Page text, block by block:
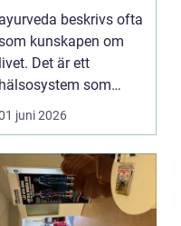
vardag
ayurveda beskrivs ofta
kunskapen om
livet. Det är ett
hälsosystem som
betonar balans, helhet
och...
juni 2026